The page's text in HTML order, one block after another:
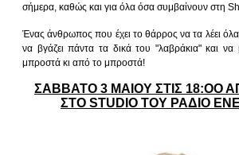
σήμερα, καθώς και για όλα όσα συμβαίνουν στη
Ένας άνθρωπος που έχει το θάρρος να τα λέει
να βγάζει πάντα τα δικά του "λαβράκια" και να
μπροστά κι από το μπροστά!
ΣΑΒΒΑΤΟ 3 ΜΑΙΟΥ ΣΤΙΣ 18:ΟΟ
ΣΤΟ STUDIO ΤΟΥ ΡΑΔΙΟ